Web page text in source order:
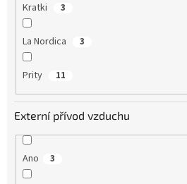
Kratki 3
La Nordica 3
Prity 11
Externí přívod vzduchu
Ano 3